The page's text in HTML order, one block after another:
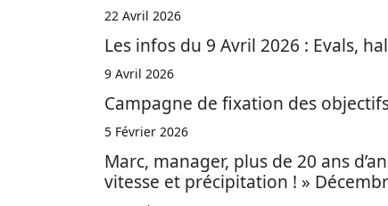
22 Avril 2026
Les infos du 9 Avril 2026 : Evals,
9 Avril 2026
Campagne de fixation des
5 Février 2026
Marc, manager, plus de 20 ans
vitesse et précipitation ! »